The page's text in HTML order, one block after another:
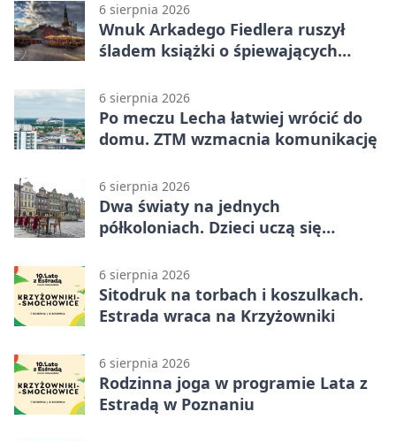
6 sierpnia 2026
Wnuk Arkadego Fiedlera ruszył
śladem książki o śpiewających
6 sierpnia 2026
Po meczu Lecha łatwiej wrócić do
domu. ZTM wzmacnia komunikację
6 sierpnia 2026
Dwa światy na jednych
półkoloniach. Dzieci uczą się
6 sierpnia 2026
Sitodruk na torbach i koszulkach.
Estrada wraca na Krzyżowniki
6 sierpnia 2026
Rodzinna joga w programie Lata z
Estradą w Poznaniu